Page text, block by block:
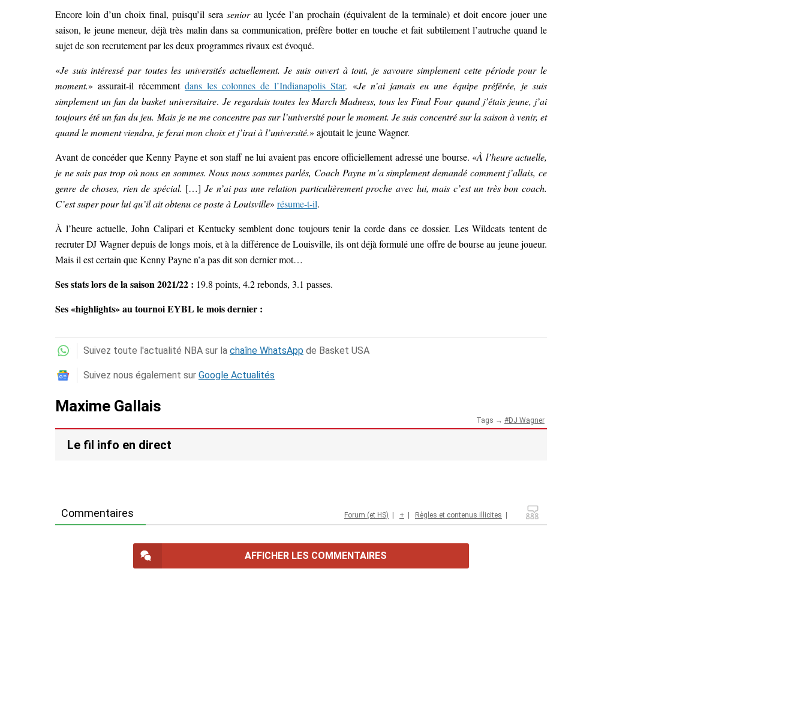
Encore loin d’un choix final, puisqu’il sera seniorau lycée l’an prochain (équivalent de la terminale) et doit encore jouer une
saison, le jeune meneur, déjà très malin dans sa communication, préfère botter en touche et fait subtilement l’autruche quand le
sujet de son recrutement par les deux programmes rivaux est évoqué.
«Je suis intéressé par toutes les universités actuellement. Je suis ouvert à tout, je savoure simplement cette période pour le
moment.» assurait-il récemmentdans les colonnes de l’Indianapolis Star. «Je n’ai jamais eu une équipe préférée, je suis
simplement un fan du basket universitaire.Je regardais toutes les March Madness, tous les Final Four quand j’étais jeune, j’ai
toujours été un fan du jeu. Mais je ne me concentre pas sur l’université pour le moment. Je suis concentré sur la saison à venir, et
quand le moment viendra, je ferai mon choix et j’irai à l’université.» ajoutait le jeune Wagner.
Avant de concéder que Kenny Payne et son staff ne lui avaient pas encore officiellement adressé une bourse. «À l’heure actuelle,
je ne sais pas trop où nous en sommes. Nous nous sommes parlés, Coach Payne m’a simplement demandé comment j’allais, ce
genre de choses, rien de spécial. […]Je n’ai pas une relation particulièrement proche avec lui, mais c’est un très bon coach.
C’est super pour lui qu’il ait obtenu ce poste à Louisville» résume-t-il.
À l’heure actuelle, John Calipari et Kentucky semblent donc toujours tenir la corde dans ce dossier. Les Wildcats tentent de
recruter DJ Wagner depuis de longs mois, et à la différence de Louisville, ils ont déjà formulé une offre de bourse au jeune joueur.
Mais il est certain que Kenny Payne n’a pas dit son dernier mot…
Ses stats lors de la saison 2021/22 : 19.8 points, 4.2 rebonds, 3.1 passes.
Ses «highlights» au tournoi EYBL le mois dernier :
Suivez toute l'actualité NBA sur la chaîne WhatsApp de Basket USA
Suivez nous également sur Google Actualités
Maxime Gallais
Tags → DJ Wagner
Le fil info en direct
Commentaires Forum (et HS) | + | Règles et contenus illicites |
AFFICHER LES COMMENTAIRES